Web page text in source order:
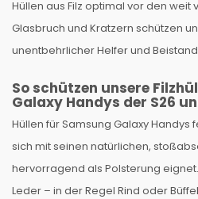
Hüllen aus Filz optimal vor den
Glasbruch und Kratzern schützen
unentbehrlicher Helfer und
So schützen unsere
Galaxy Handys der S26
Hüllen für Samsung Galaxy Handys
sich mit seinen natürlichen,
hervorragend als Polsterung
Leder – in der Regel Rind oder